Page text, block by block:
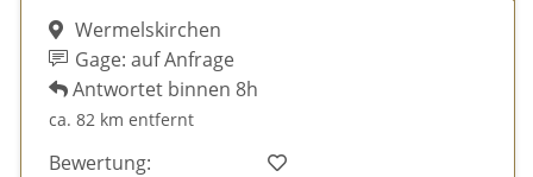
Wermelskirchen
Gage: auf Anfrage
Antwortet binnen 8h
ca. 82 km entfernt
Bewertung: